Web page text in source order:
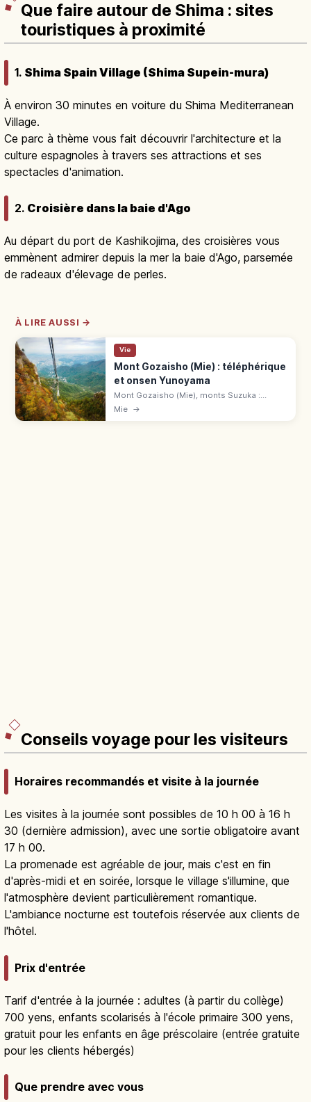
Que faire autour de Shima : sites
touristiques à proximité
1. Shima Spain Village (Shima Supein-mura)
À environ 30 minutes en voiture du Shima Mediterranean
Village.
Ce parc à thème vous fait découvrir l'architecture et la
culture espagnoles à travers ses attractions et ses
spectacles d'animation.
2. Croisière dans la baie d'Ago
Au départ du port de Kashikojima, des croisières vous
emmènent admirer depuis la mer la baie d'Ago, parsemée
de radeaux d'élevage de perles.
À LIRE AUSSI →
Vie
Mont Gozaisho (Mie) : téléphérique
et onsen Yunoyama
Mont Gozaisho (Mie), monts Suzuka :
panoramas 4 saisons, sentiers, onsen
Mie →
Conseils voyage pour les visiteurs
Horaires recommandés et visite à la journée
Les visites à la journée sont possibles de 10 h 00 à 16 h
30 (dernière admission), avec une sortie obligatoire avant
17 h 00.
La promenade est agréable de jour, mais c'est en fin
d'après-midi et en soirée, lorsque le village s'illumine, que
l'atmosphère devient particulièrement romantique.
L'ambiance nocturne est toutefois réservée aux clients de
l'hôtel.
Prix d'entrée
Tarif d'entrée à la journée : adultes (à partir du collège)
700 yens, enfants scolarisés à l'école primaire 300 yens,
gratuit pour les enfants en âge préscolaire (entrée gratuite
pour les clients hébergés)
Que prendre avec vous